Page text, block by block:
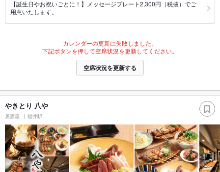
【誕生日やお祝いごとに！】メッセージプレート2,300円（税抜）でご
用意いたします。
カレンダーの更新に失敗しました。
下記ボタンを押して空席状況を更新してください。
空席状況を更新する
やきとり 八や
居酒屋 福井駅